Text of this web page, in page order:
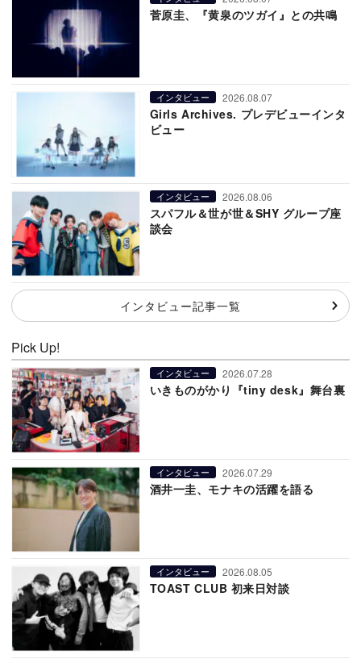
菅原圭、『黄泉のツガイ』との共鳴
インタビュー 2026.08.07
Girls Archives. プレデビューインタ
ビュー
インタビュー 2026.08.06
スパフル＆世が世＆SHY グループ座
談会
インタビュー記事一覧
Pick Up!
インタビュー 2026.07.28
いきものがかり『tiny desk』舞台裏
インタビュー 2026.07.29
酒井一圭、モナキの活躍を語る
インタビュー 2026.08.05
TOAST CLUB 初来日対談